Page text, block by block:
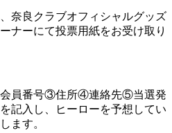
奈良クラブオフィシャルグッズ
ナーにて投票用紙をお受け取り
員番号③住所④連絡先⑤当選発
記入し、ヒーローを予想してい
ます。